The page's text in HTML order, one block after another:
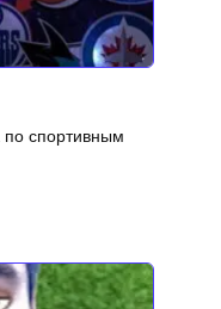
по спортивным